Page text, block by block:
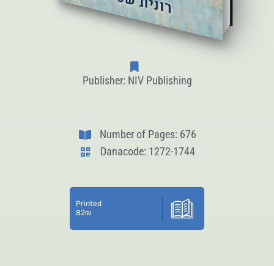
Publisher: NIV Publishing
Number of Pages: 676
Danacode: 1272-1744
Printed
82₪